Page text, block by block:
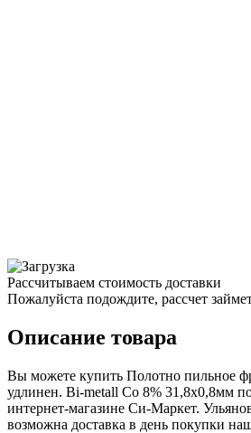
Рассчитываем стоимость доставки
Пожалуйста подождите, рассчет
Описание товара
Вы можете купить Полотно пильное
удлинен. Bi-metall Co 8% 31,8х0,8мм
интернет-магазине Си-Маркет.
возможна доставка в день покупки